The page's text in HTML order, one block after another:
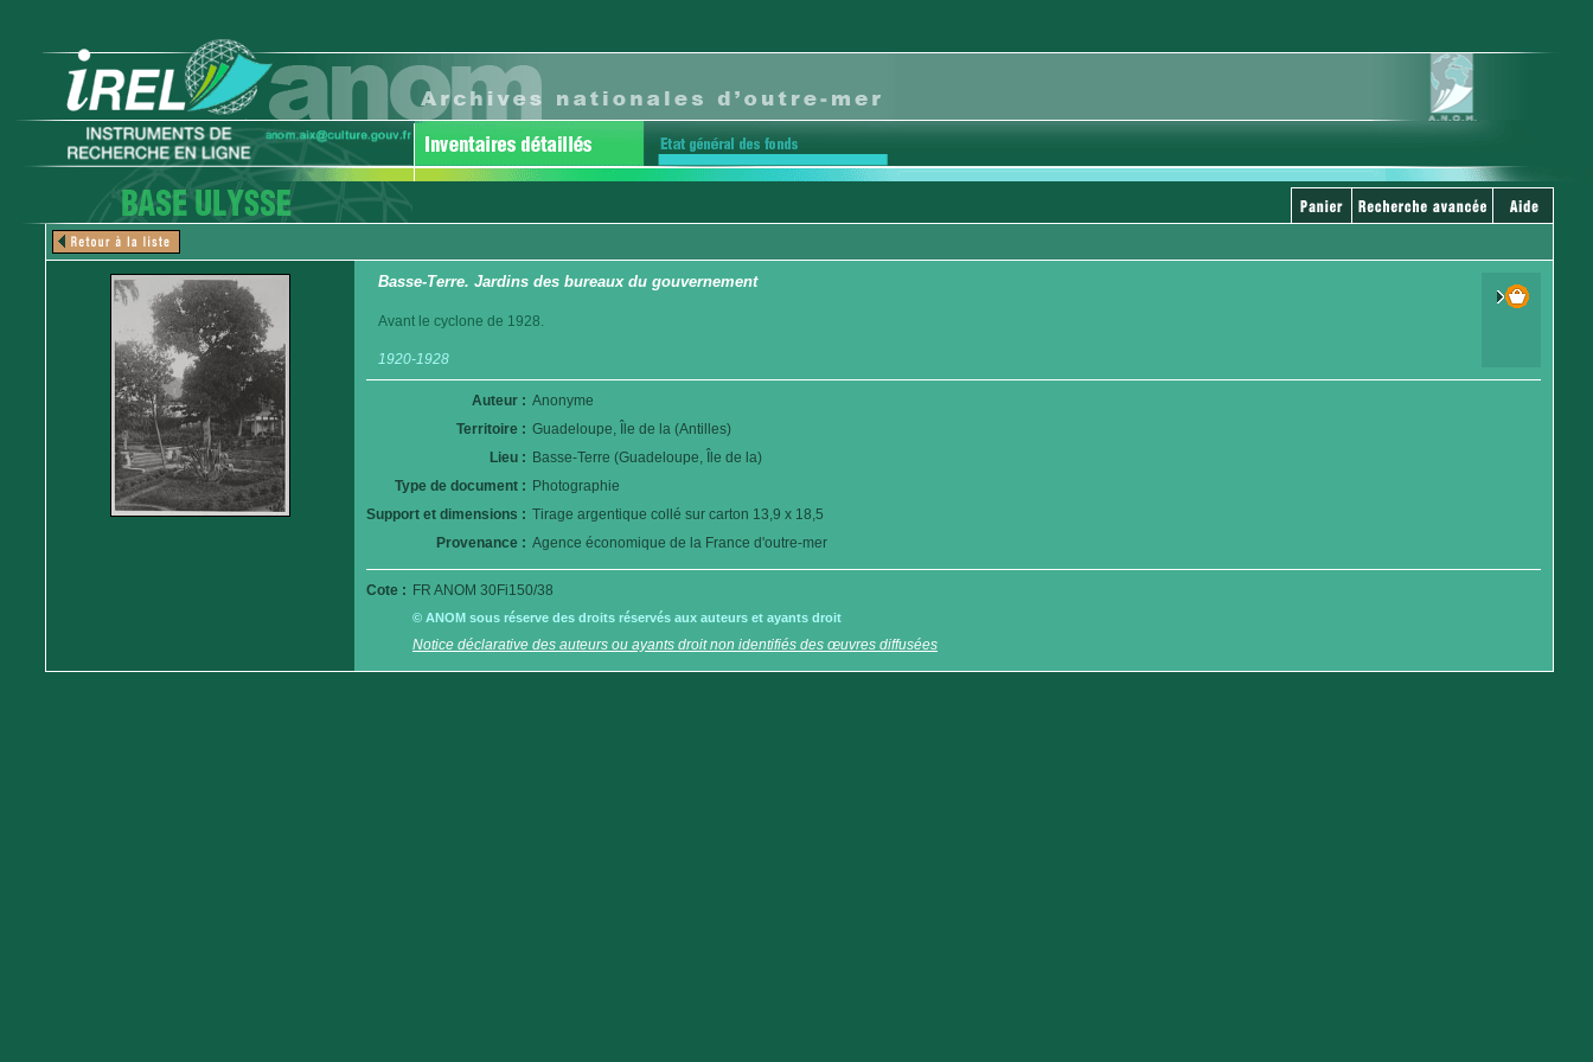
Basse-Terre. Jardins des bureaux du gouvernement
Avant le cyclone de 1928.
1920-1928
Auteur : Anonyme
Territoire : Guadeloupe, Île de la (Antilles)
Lieu : Basse-Terre (Guadeloupe, Île de la)
Type de document : Photographie
Support et dimensions : Tirage argentique collé sur carton 13,9 x 18,5
Provenance : Agence économique de la France d'outre-mer
Cote : FR ANOM 30Fi150/38
© ANOM sous réserve des droits réservés aux auteurs et ayants droit
Notice déclarative des auteurs ou ayants droit non identifiés des œuvres diffusées